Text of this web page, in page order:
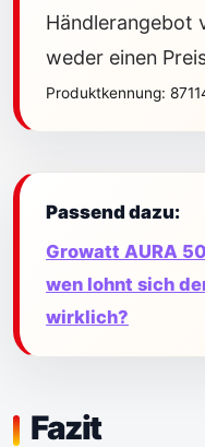
Händlerangebot
weder einen
Produktkennung:
Passend dazu:
Growatt AURA
wen lohnt sich
wirklich?
Fazit